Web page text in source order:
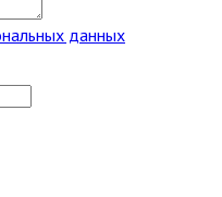
данных